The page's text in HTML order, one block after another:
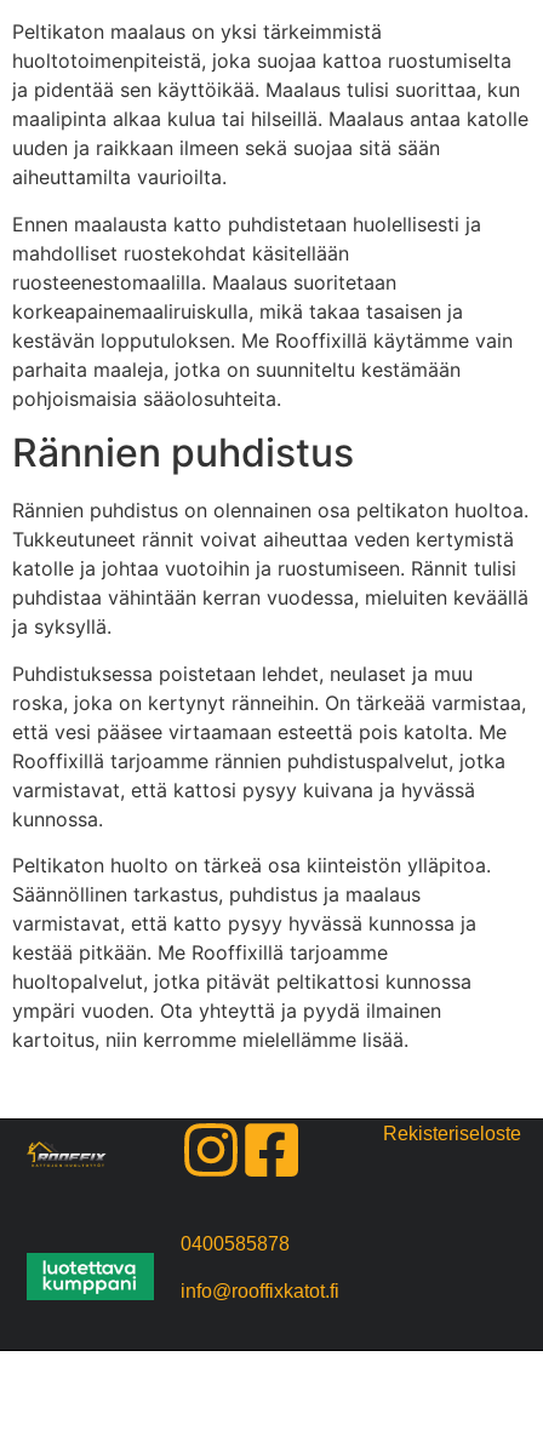
Peltikaton maalaus on yksi tärkeimmistä
huoltotoimenpiteistä, joka suojaa kattoa ruostumiselta
ja pidentää sen käyttöikää. Maalaus tulisi suorittaa, kun
maalipinta alkaa kulua tai hilseillä. Maalaus antaa katolle
uuden ja raikkaan ilmeen sekä suojaa sitä sään
aiheuttamilta vaurioilta.
Ennen maalausta katto puhdistetaan huolellisesti ja
mahdolliset ruostekohdat käsitellään
ruosteenestomaalilla. Maalaus suoritetaan
korkeapainemaaliruiskulla, mikä takaa tasaisen ja
kestävän lopputuloksen. Me Rooffixillä käytämme vain
parhaita maaleja, jotka on suunniteltu kestämään
pohjoismaisia sääolosuhteita.
Rännien puhdistus
Rännien puhdistus on olennainen osa peltikaton huoltoa.
Tukkeutuneet rännit voivat aiheuttaa veden kertymistä
katolle ja johtaa vuotoihin ja ruostumiseen. Rännit tulisi
puhdistaa vähintään kerran vuodessa, mieluiten keväällä
ja syksyllä.
Puhdistuksessa poistetaan lehdet, neulaset ja muu
roska, joka on kertynyt ränneihin. On tärkeää varmistaa,
että vesi pääsee virtaamaan esteettä pois katolta. Me
Rooffixillä tarjoamme rännien puhdistuspalvelut, jotka
varmistavat, että kattosi pysyy kuivana ja hyvässä
kunnossa.
Peltikaton huolto on tärkeä osa kiinteistön ylläpitoa.
Säännöllinen tarkastus, puhdistus ja maalaus
varmistavat, että katto pysyy hyvässä kunnossa ja
kestää pitkään. Me Rooffixillä tarjoamme
huoltopalvelut, jotka pitävät peltikattosi kunnossa
ympäri vuoden. Ota yhteyttä ja pyydä ilmainen
kartoitus, niin kerromme mielellämme lisää.
0400585878
info@rooffixkatot.fi
Rekisteriseloste